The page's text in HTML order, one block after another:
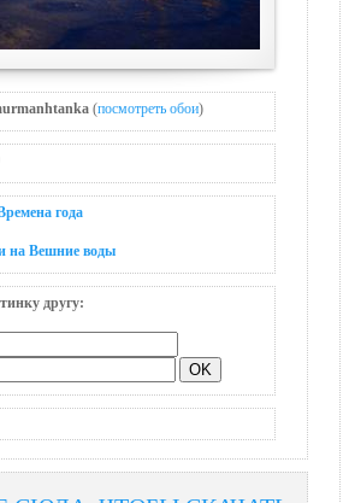
(посмотреть обои)
года
на Вешние воды
другу: